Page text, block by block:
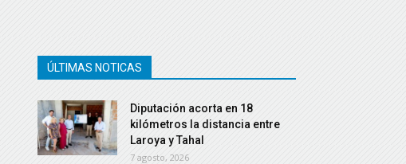
ÚLTIMAS NOTICAS
Diputación acorta en 18
kilómetros la distancia entre
Laroya y Tahal
7 agosto, 2026